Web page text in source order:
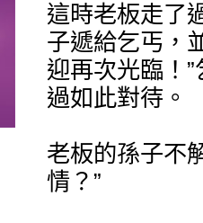
這時老板走了
子遞給乞丐，
迎再次光臨！
過如此對待。
老板的孫子不
情？”